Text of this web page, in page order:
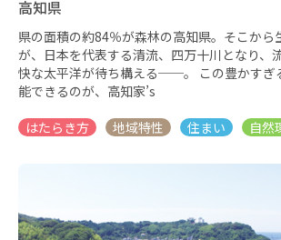
高知県
県の面積の約84％が森林の高知県。そこから
が、日本を代表する清流、四万十川となり、
快な太平洋が待ち構える──。 この豊かすぎ
能できるのが、高知家’s